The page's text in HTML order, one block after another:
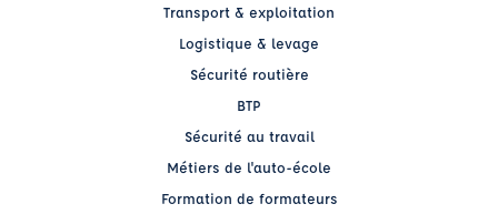
Transport & exploitation
Logistique & levage
Sécurité routière
BTP
Sécurité au travail
Métiers de l'auto-école
Formation de formateurs